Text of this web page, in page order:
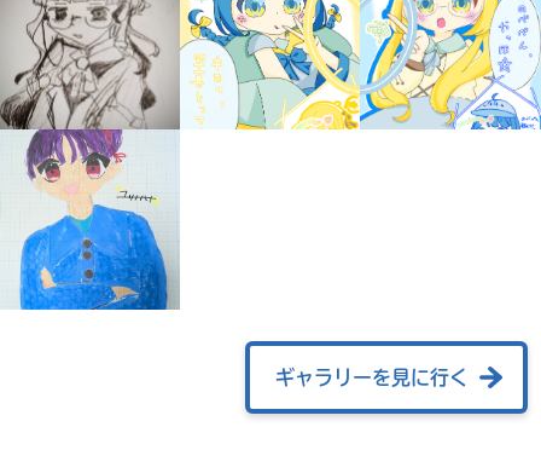
ギャラリー
ギャラリーを見に行く